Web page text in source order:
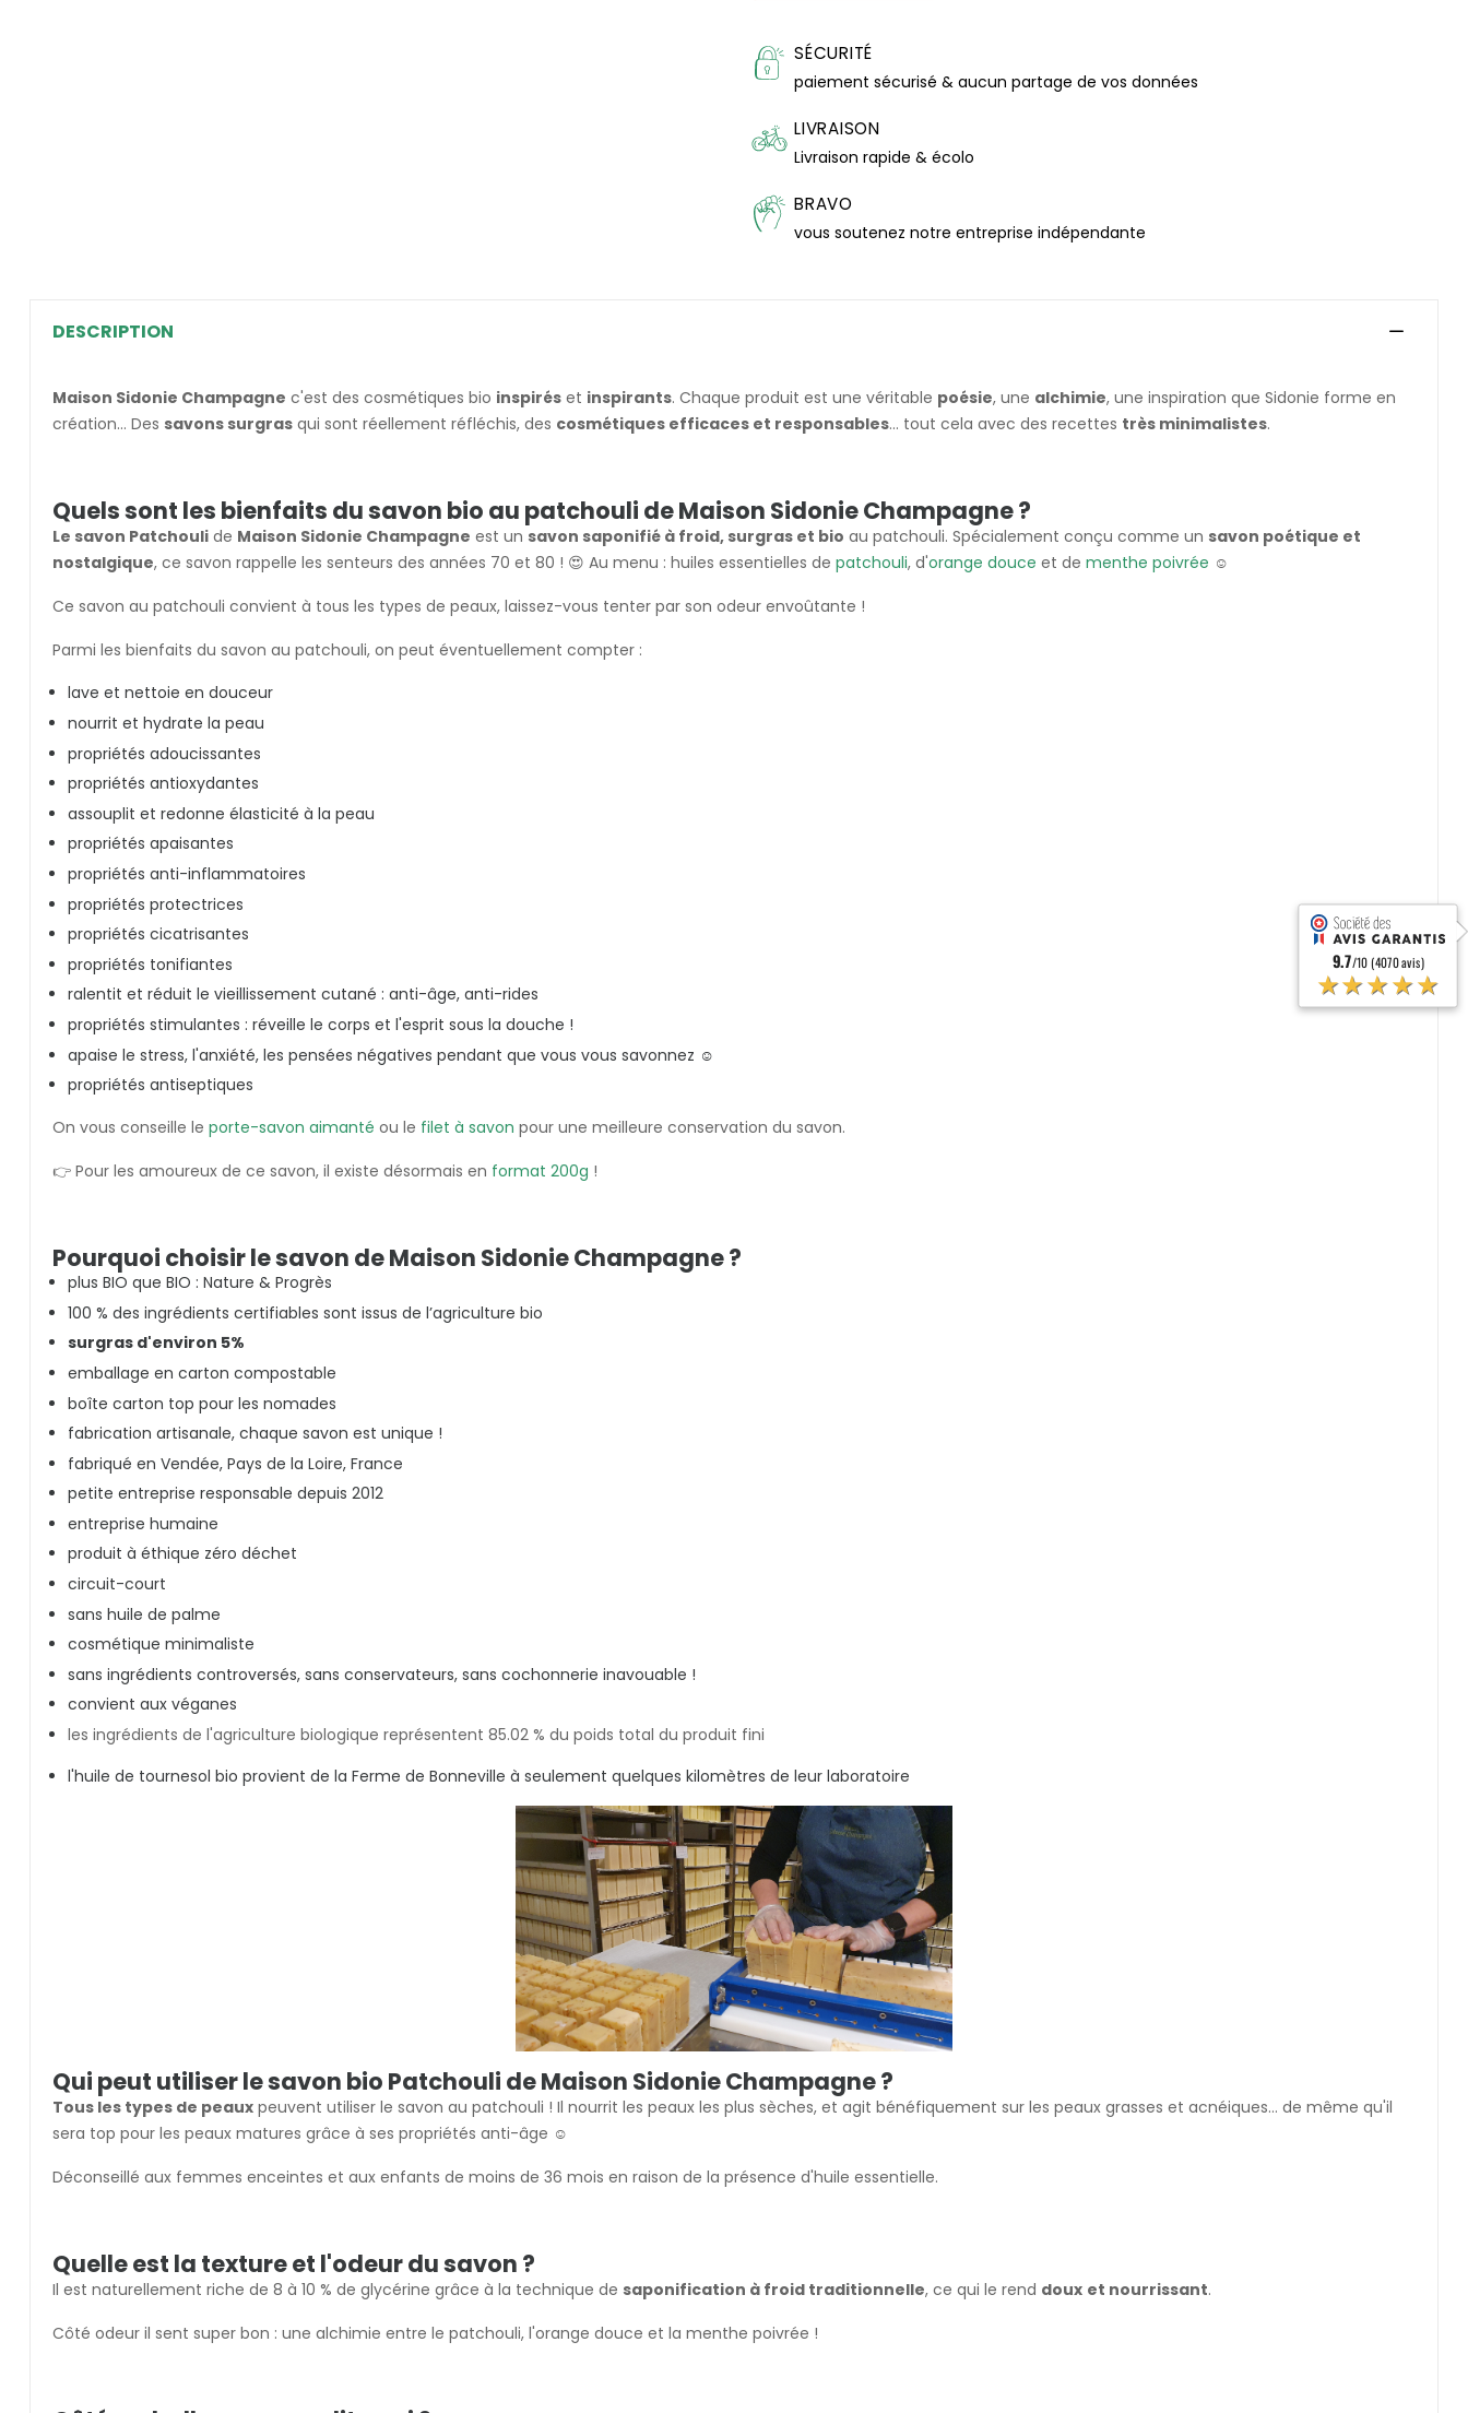
SÉCURITÉ
paiement sécurisé & aucun partage de vos données
LIVRAISON
Livraison rapide & écolo
BRAVO
vous soutenez notre entreprise indépendante
DESCRIPTION
Maison Sidonie Champagne c'est des cosmétiques bio inspirés et inspirants. Chaque produit est une véritable poésie, une alchimie, une inspiration que Sidonie forme en
création... Des savons surgras qui sont réellement réfléchis, des cosmétiques efficaces et responsables... tout cela avec des recettes très minimalistes.
Quels sont les bienfaits du savon bio au patchouli de Maison Sidonie Champagne ?
Le savon Patchouli de Maison Sidonie Champagne est un savon saponifié à froid, surgras et bio au patchouli. Spécialement conçu comme un savon poétique et
nostalgique, ce savon rappelle les senteurs des années 70 et 80 ! 😍 Au menu : huiles essentielles de patchouli, d'orange douce et de menthe poivrée ☺️
Ce savon au patchouli convient à tous les types de peaux, laissez-vous tenter par son odeur envoûtante !
Parmi les bienfaits du savon au patchouli, on peut éventuellement compter :
lave et nettoie en douceur
nourrit et hydrate la peau
propriétés adoucissantes
propriétés antioxydantes
assouplit et redonne élasticité à la peau
propriétés apaisantes
propriétés anti-inflammatoires
propriétés protectrices
propriétés cicatrisantes
propriétés tonifiantes
ralentit et réduit le vieillissement cutané : anti-âge, anti-rides
propriétés stimulantes : réveille le corps et l'esprit sous la douche !
apaise le stress, l'anxiété, les pensées négatives pendant que vous vous savonnez ☺️
propriétés antiseptiques
On vous conseille le porte-savon aimanté ou le filet à savon pour une meilleure conservation du savon.
👉 Pour les amoureux de ce savon, il existe désormais en format 200g !
Pourquoi choisir le savon de Maison Sidonie Champagne ?
plus BIO que BIO : Nature & Progrès
100 % des ingrédients certifiables sont issus de l’agriculture bio
surgras d'environ 5%
emballage en carton compostable
boîte carton top pour les nomades
fabrication artisanale, chaque savon est unique !
fabriqué en Vendée, Pays de la Loire, France
petite entreprise responsable depuis 2012
entreprise humaine
produit à éthique zéro déchet
circuit-court
sans huile de palme
cosmétique minimaliste
sans ingrédients controversés, sans conservateurs, sans cochonnerie inavouable !
convient aux véganes
les ingrédients de l'agriculture biologique représentent 85.02 % du poids total du produit fini
l'huile de tournesol bio provient de la Ferme de Bonneville à seulement quelques kilomètres de leur laboratoire
Qui peut utiliser le savon bio Patchouli de Maison Sidonie Champagne ?
Tous les types de peaux peuvent utiliser le savon au patchouli ! Il nourrit les peaux les plus sèches, et agit bénéfiquement sur les peaux grasses et acnéiques... de même qu'il
sera top pour les peaux matures grâce à ses propriétés anti-âge ☺️
Déconseillé aux femmes enceintes et aux enfants de moins de 36 mois en raison de la présence d'huile essentielle.
Quelle est la texture et l'odeur du savon ?
Il est naturellement riche de 8 à 10 % de glycérine grâce à la technique de saponification à froid traditionnelle, ce qui le rend doux et nourrissant.
Côté odeur il sent super bon : une alchimie entre le patchouli, l'orange douce et la menthe poivrée !
9.7/10 (4070 avis)
★★★★★